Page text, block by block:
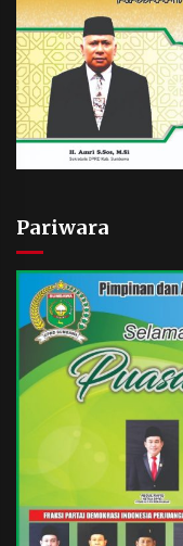
Pariwara